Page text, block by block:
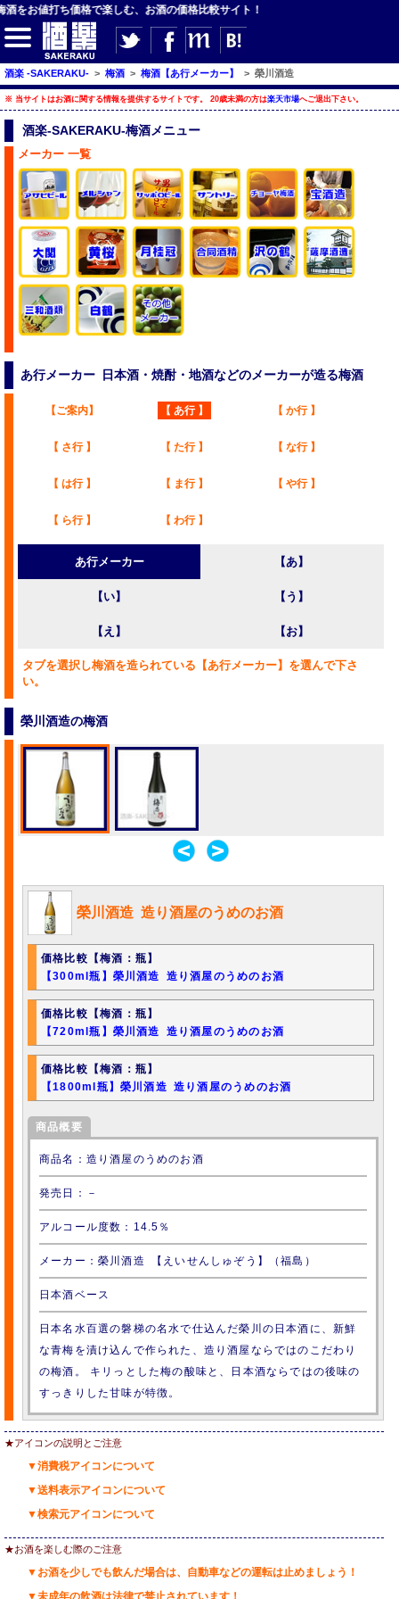
お値打ち価格で楽しむ、お酒の価格比較サイト！
【サイト内検索】
検索
【ジャンルメニュー】
ビール
発泡酒・新ジャンル
チューハイ・カクテル
ハイボール・水割り
梅酒
酒楽 -SAKERAKU- > 梅酒 > 梅酒【あ行メーカー】 > 榮川酒造
※ 当サイトはお酒に関する情報を提供するサイトです。 20歳未満の方は楽天市場へご退出下さい。
酒楽-SAKERAKU-梅酒メニュー
メーカー 一覧
あ行メーカー 日本酒・焼酎・地酒などのメーカーが造る梅酒
【ご案内】 【 あ行 】 【 か行 】
【 さ行 】 【 た行 】 【 な行 】
【 は行 】 【 ま行 】 【 や行 】
【 ら行 】 【 わ行 】
あ行メーカー 【あ】
【い】 【う】
【え】 【お】
タブを選択し梅酒を造られている【あ行メーカー】を選んで下さ
い。
榮川酒造の梅酒
榮川酒造 造り酒屋のうめのお酒
価格比較【梅酒：瓶】
【300ml瓶】榮川酒造 造り酒屋のうめのお酒
価格比較【梅酒：瓶】
【720ml瓶】榮川酒造 造り酒屋のうめのお酒
価格比較【梅酒：瓶】
【1800ml瓶】榮川酒造 造り酒屋のうめのお酒
商品概要
商品名：造り酒屋のうめのお酒
発売日：－
アルコール度数：14.5％
メーカー：榮川酒造 【えいせんしゅぞう】（福島）
日本酒ベース
日本名水百選の磐梯の名水で仕込んだ榮川の日本酒に、新鮮
な青梅を漬け込んで作られた、造り酒屋ならではのこだわり
の梅酒。 キリっとした梅の酸味と、日本酒ならではの後味の
すっきりした甘味が特徴。
★アイコンの説明とご注意
▼消費税アイコンについて
▼送料表示アイコンについて
▼検索元アイコンについて
★お酒を楽しむ際のご注意
▼お酒を少しでも飲んだ場合は、自動車などの運転は止めましょう！
▼未成年の飲酒は法律で禁止されています！